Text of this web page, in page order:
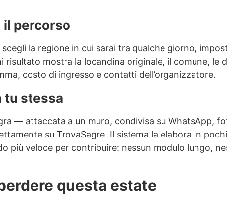
il percorso
la regione in cui sarai tra qualche giorno,
risultato mostra la locandina originale, il comune, le
costo di ingresso e contatti dell’organizzatore.
tu stessa
— attaccata a un muro, condivisa su WhatsApp,
su TrovaSagre. Il sistema la elabora in
più veloce per contribuire: nessun modulo lungo,
questa estate